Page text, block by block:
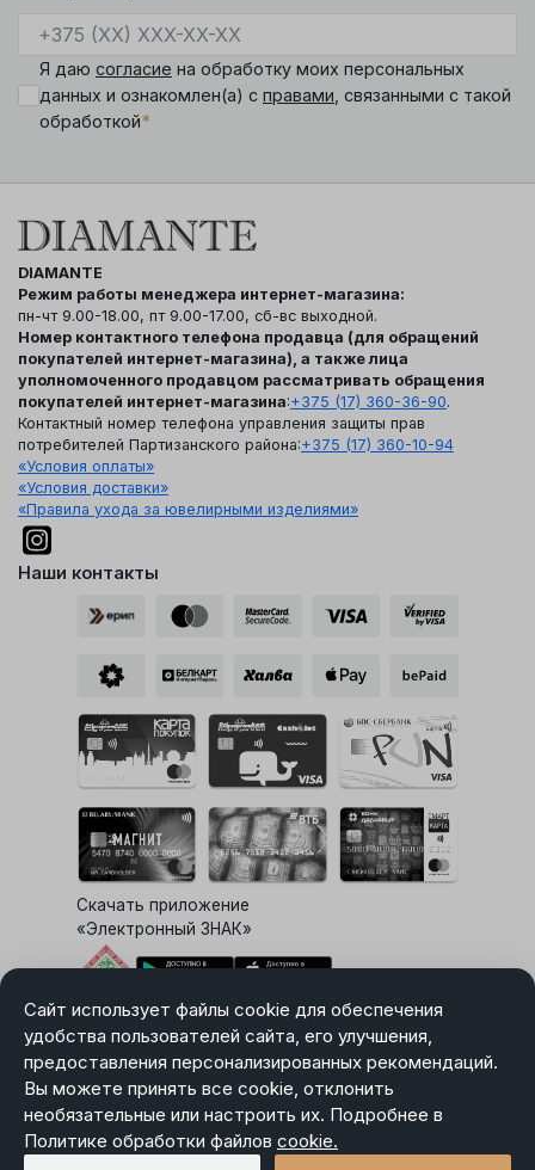
Сайт использует файлы cookie для обеспечения
удобства пользователей сайта, его улучшения,
предоставления персонализированных рекомендаций.
Вы можете принять все cookie, отклонить
необязательные или настроить их. Подробнее в
Политике обработки файлов cookie.
Я даю согласие на обработку моих персональных
данных и ознакомлен(а) с правами , связанными с такой
обработкой*
DIAMANTE
Режим работы менеджера интернет-магазина:
пн-чт 9.00-18.00, пт 9.00-17.00, сб-вс выходной.
Номер контактного телефона продавца (для обращений
покупателей интернет-магазина), а также лица
уполномоченного продавцом рассматривать обращения
покупателей интернет-магазина:+375 (17) 360-36-90.
Контактный номер телефона управления защиты прав
потребителей Партизанского района:+375 (17) 360-10-94
«Условия оплаты»
«Условия доставки»
«Правила ухода за ювелирными изделиями»
Наши контакты
Скачать приложение
«Электронный ЗНАК»
Выбор настроек Cookie
Карта сайта
Политика в отношении обработки персональных данных
Пользовательское соглашение